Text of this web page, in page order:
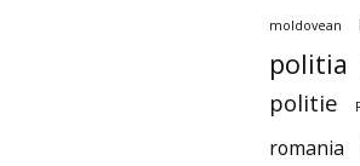
moldovean
politia
politie
romania